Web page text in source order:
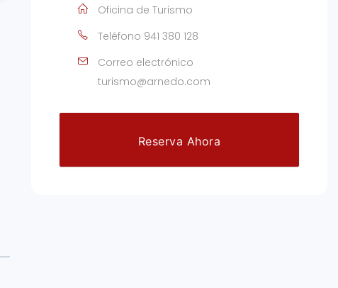
Oficina de Turismo
Teléfono 941 380 128
Correo electrónico
turismo@arnedo.com
Reserva Ahora